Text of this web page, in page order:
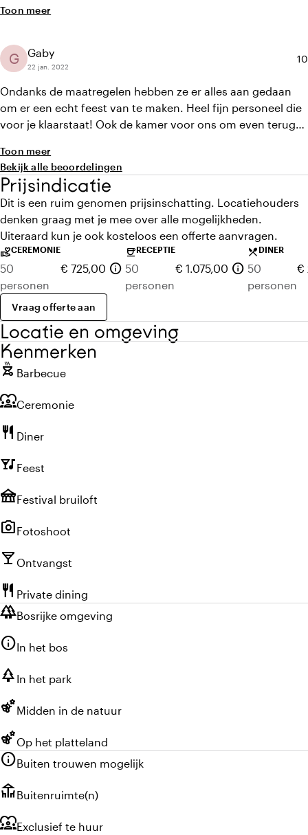
je gasten die van ver komen! Ik hoop dat ik niet nog eens
steeds over, we zijn getrouwd op 25/05/2022 dus dat zegt
al genoeg!
waarbij we onze eigen decoratie mee hadden genomen.
plaatsen zoals wij in gedachten hadden. Al met al een zeer
ervaren en vriendelijke crew.
Toon meer
G Gaby
22 jan. 2022
10
Ondanks de maatregelen hebben ze er alles aan gedaan
om er een echt feest van te maken. Heel fijn personeel die
voor je klaarstaat! Ook de kamer voor ons om even terug
hebben een geweldige dag gehad.
Toon meer
Bekijk alle beoordelingen
Prijsindicatie
Dit is een ruim genomen prijsinschatting. Locatiehouders
denken graag met je mee over alle mogelijkheden.
Uiteraard kun je ook kosteloos een offerte aanvragen.
volunteer_activismCEREMONIE
50
personen
€ 725,00 info
coffeeRECEPTIE
50
personen
€ 1.075,00 info
local_dining DINER
50
personen
€
Vraag offerte aan
Locatie en omgeving
Kenmerken
outdoor_grill Barbecue
diversity_1Ceremonie
restaurant Diner
nightlifeFeest
festivalFestival bruiloft
photo_cameraFotoshoot
local_bar Ontvangst
restaurant Private dining
forestBosrijke omgeving
infoIn het bos
park In het park
emoji_natureMidden in de natuur
emoji_natureOp het platteland
infoBuiten trouwen mogelijk
deckBuitenruimte(n)
diversity_1Exclusief te huur